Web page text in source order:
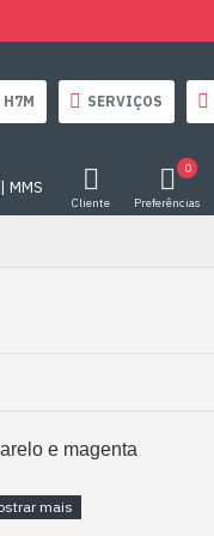
H7M SERVIÇOS
MMS
Cliente Preferências
0
e magenta